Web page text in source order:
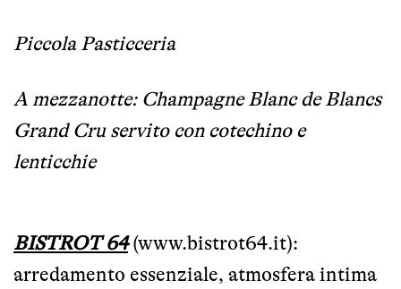
Piccola Pasticceria
A mezzanotte: Champagne Blanc de Blancs
Grand Cru servito con cotechino e
lenticchie
BISTROT 64(www.bistrot64.it):
arredamento essenziale, atmosfera intima